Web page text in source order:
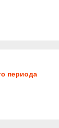
периода